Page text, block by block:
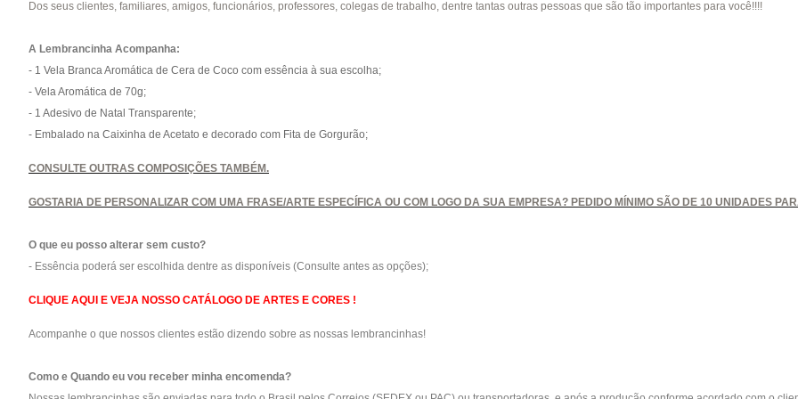
Dos seus clientes, familiares, amigos, funcionários, professores, colegas de trabalho, dentre tantas outras pessoas que são tão importantes para você!!!!
A Lembrancinha Acompanha:
- 1 Vela Branca Aromática de Cera de Coco com essência à sua escolha;
- Vela Aromática de 70g;
- 1 Adesivo de Natal Transparente;
- Embalado na Caixinha de Acetato e decorado com Fita de Gorgurão;
CONSULTE OUTRAS COMPOSIÇÕES TAMBÉM.
GOSTARIA DE PERSONALIZAR COM UMA FRASE/ARTE ESPECÍFICA OU COM LOGO DA SUA EMPRESA? PEDIDO MÍNIMO SÃO DE 10 UNIDADES
O que eu posso alterar sem custo?
- Essência poderá ser escolhida dentre as disponíveis (Consulte antes as opções);
CLIQUE AQUI E VEJA NOSSO CATÁLOGO DE ARTES E CORES !
Acompanhe o que nossos clientes estão dizendo sobre as nossas lembrancinhas!
Como e Quando eu vou receber minha encomenda?